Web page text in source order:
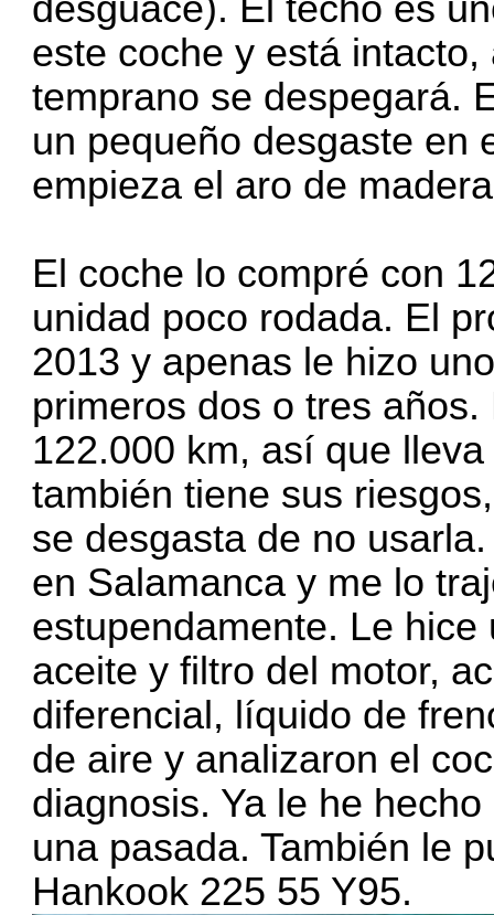
este coche y está
temprano se despegará.
un pequeño desgaste en
empieza el aro de
El coche lo compré con
unidad poco rodada. El
2013 y apenas le hizo
primeros dos o tres
122.000 km, así que
también tiene sus
se desgasta de no
en Salamanca y me lo
estupendamente. Le
aceite y filtro del motor,
diferencial, líquido de
de aire y analizaron el
diagnosis. Ya le he
una pasada. También le
Hankook 225 55 Y95.